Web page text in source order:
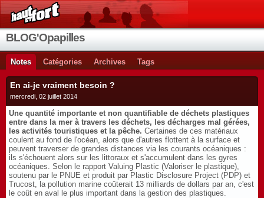
BLOG'Opapilles
Notes Catégories Archives Tags
En ai-je vraiment besoin ?
mercredi, 02 juillet 2014
Une quantité importante et non quantifiable de déchets plastiques
entre dans la mer à travers les déchets, les décharges mal gérées,
les activités touristiques et la pêche. Certaines de ces matériaux
coulent au fond de l'océan, alors que d'autres flottent à la surface et
peuvent traverser de grandes distances via les courants océaniques :
ils s'échouent alors sur les littoraux et s'accumulent dans les gyres
océaniques. Selon le rapport Valuing Plastic (Valoriser le plastique),
soutenu par le PNUE et produit par Plastic Disclosure Project (PDP) et
Trucost, la pollution marine coûterait 13 milliards de dollars par an, c'est
le coût en aval le plus important dans la gestion des plastiques.